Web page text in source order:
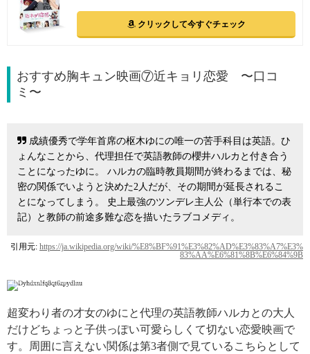
クリックして今すぐチェック
おすすめ胸キュン映画⑦近キョリ恋愛 〜口コ
ミ〜
成績優秀で学年首席の枢木ゆにの唯一の苦手科目は英語。ひ
ょんなことから、代理担任で英語教師の櫻井ハルカと付き合う
ことになったゆに。 ハルカの臨時教員期間が終わるまでは、秘
密の関係でいようと決めた2人だが、その期間が延長されるこ
とになってしまう。 史上最強のツンデレ主人公（単行本での表
記）と教師の前途多難な恋を描いたラブコメディ。
引用元: https://ja.wikipedia.org/wiki/%E8%BF%91%E3%82%AD%E3%83%A7%E3%
83%AA%E6%81%8B%E6%84%9B
引用: https://twitter.com/kinkyori__movie
超変わり者の才女のゆにと代理の英語教師ハルカとの大人
だけどちょっと子供っぽい可愛らしくて切ない恋愛映画で
す。周囲に言えない関係は第3者側で見ているこちらとして